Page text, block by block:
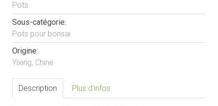
Pots
Sous-catégorie:
Pots pour bonsai
Origine:
Yixing, Chine
Description Plus d'infos